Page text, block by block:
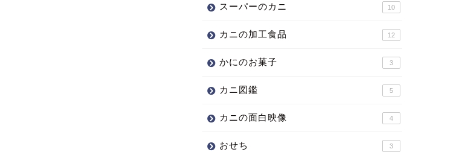
スーパーのカニ 10
カニの加工食品 12
かにのお菓子 3
カニ図鑑 5
カニの面白映像 4
おせち 3